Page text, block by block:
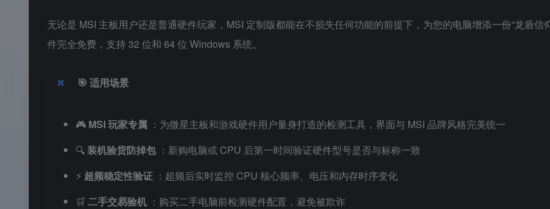
无论是 MSI 主板用户还是普通硬件玩家，MSI 定制版都能在不损失任何功能的前提下，为您的电脑增添一份“龙盾信
件完全免费，支持 32 位和 64 位 Windows 系统。
🎯 适用场景
🎮 MSI 玩家专属 ：为微星主板和游戏硬件用户量身打造的检测工具，界面与 MSI 品牌风格完美统一
🔍装机验货防掉包 ：新购电脑或 CPU 后第一时间验证硬件型号是否与标称一致
⚡ 超频稳定性验证 ：超频后实时监控 CPU 核心频率、电压和内存时序变化
🛒 二手交易验机 ：购买二手电脑前检测硬件配置，避免被欺诈